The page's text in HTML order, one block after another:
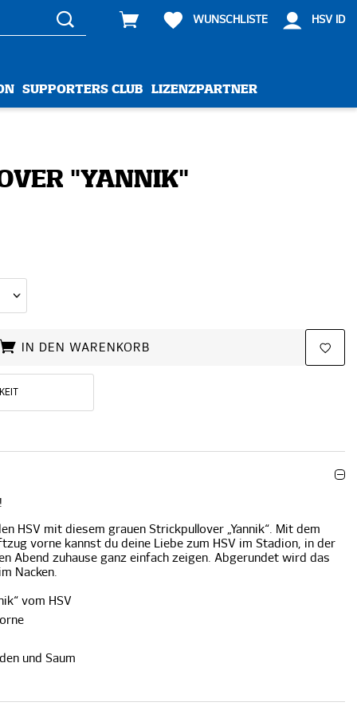
WUNSCHLISTE HSV ID
SUPPORTERS CLUB LIZENZPARTNER
"YANNIK"
IN DEN WARENKORB
HSV mit diesem grauen Strickpullover „Yannik“. Mit dem
vorne kannst du deine Liebe zum HSV im Stadion, in der
Abend zuhause ganz einfach zeigen. Abgerundet wird das
Nacken.
vom HSV
und Saum